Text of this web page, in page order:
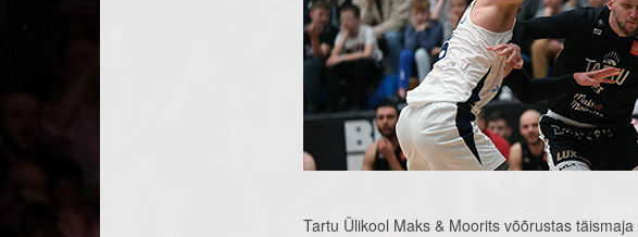
Tartu Ülikool Maks & Moorits võõrustas